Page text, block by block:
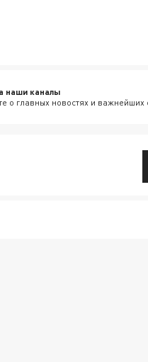
наши каналы
о главных новостях и важнейших